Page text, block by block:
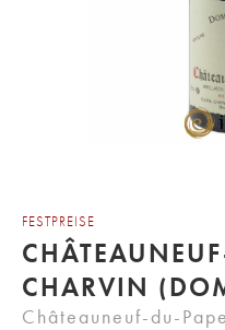
FESTPREISE
Châteauneuf-du-